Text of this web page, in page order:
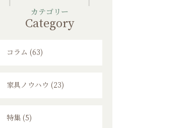
カテゴリー
Category
コラム (63)
家具ノウハウ (23)
特集 (5)